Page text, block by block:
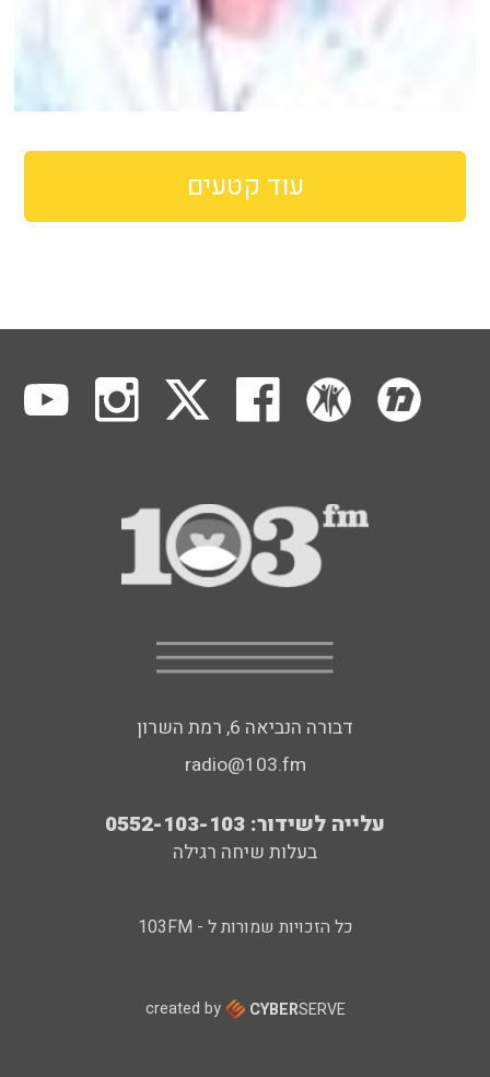
עוד קטעים
דבורה הנביאה 6, רמת השרון
radio@103.fm
עלייה לשידור: 0552-103-103
בעלות שיחה רגילה
כל הזכויות שמורות ל - 103FM
created by CYBERSERVE